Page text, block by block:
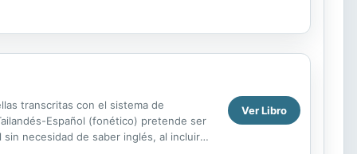
transcritas con el sistema de
Español (fonético) pretende ser
necesidad de saber inglés, al incluir
Ver Libro